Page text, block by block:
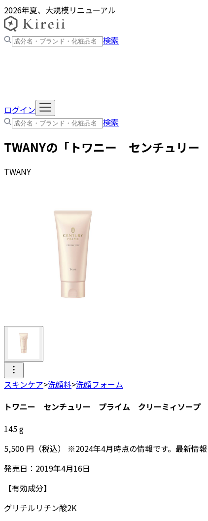
2026年夏、大規模リニューアル
検索
ログイン
検索
TWANYの「 トワニー センチュリ
TWANY
スキンケア>洗顔料>洗顔フォーム
トワニー センチュリー プライム クリーミィソープ
145g
5,500 円 （税込） ※2024年4月時点の情報です。最新情
発売日： 2019年4月16日
【有効成分】
グリチルリチン酸2K